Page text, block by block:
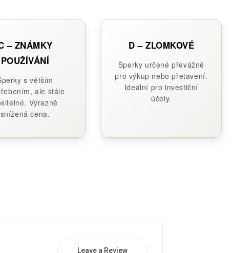
– ZNÁMKY
POUŽÍVÁNÍ
s větším
ale stále
Výrazně
snížená cena.
D – ZLOMKOVÉ
Šperky určené převážně
pro výkup nebo přetavení.
Ideální pro investiční
účely.
Leave a Review